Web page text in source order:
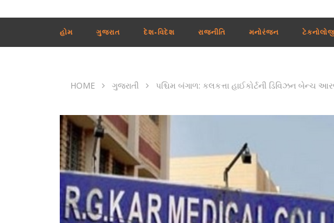
હોમ ગુજરાત દેશ-વિદેશ રાજનીતિ મનોરંજન
HOME ગુજરાતી પશ્ચિમ બંગાળ: કલકત્તા હાઈકોર્ટની ડિવિઝન બેન્ચ